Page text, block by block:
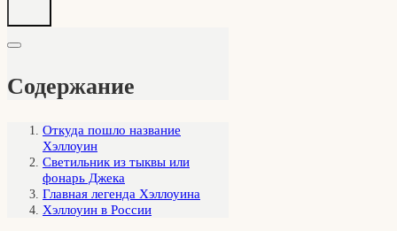
Содержание
Откуда пошло название
Хэллоуин
Светильник из тыквы или
фонарь Джека
Главная легенда Хэллоуина
Хэллоуин в России